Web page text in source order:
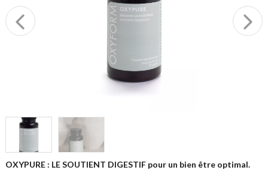
OXYPURE : LE SOUTIENT DIGESTIF pour un bien être optimal.